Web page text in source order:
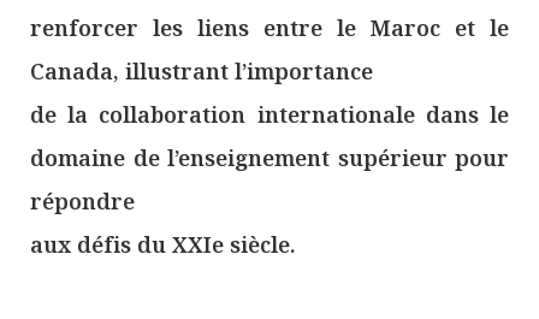
renforcer les liens entre le Maroc et le
Canada, illustrant l’importance
de la collaboration internationale dans le
domaine de l’enseignement supérieur pour
répondre
aux défis du XXIe siècle.